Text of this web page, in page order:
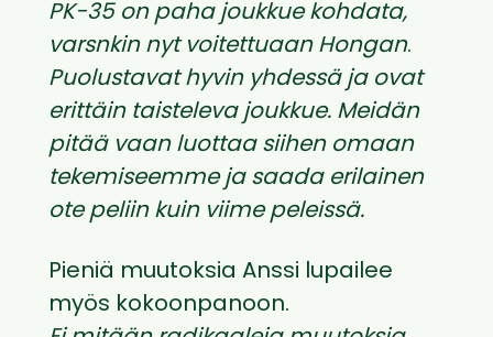
PK-35 on paha joukkue kohdata,
varsnkin nyt voitettuaan Hongan.
Puolustavat hyvin yhdessä ja ovat
erittäin taisteleva joukkue. Meidän
pitää vaan luottaa siihen omaan
tekemiseemme ja saada erilainen
ote peliin kuin viime peleissä.
Pieniä muutoksia Anssi lupailee
myös kokoonpanoon.